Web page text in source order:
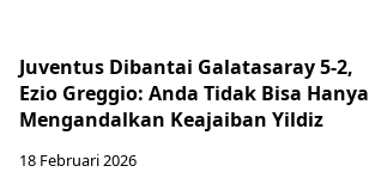
Juventus Dibantai Galatasaray 5-2,
Ezio Greggio: Anda Tidak Bisa Hanya
Mengandalkan Keajaiban Yildiz
18 Februari 2026